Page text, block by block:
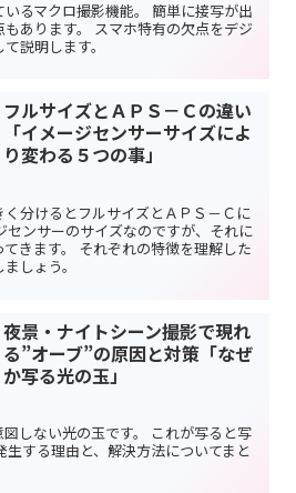
るマクロ撮影機能。 簡単に接写が出
あります。 スマホ特有の欠点をデジ
説明します。
フルサイズとＡＰＳ－Ｃの違い
「イメージセンサーサイズによ
り変わる５つの事」
分けるとフルサイズとＡＰＳ－Ｃに
センサーのサイズなのですが、それに
きます。 それぞれの特徴を理解した
しょう。
夜景・ナイトシーン撮影で現れ
る”オーブ”の原因と対策「なぜ
か写る光の玉」
しない光の玉です。 これが写ると写
生する理由と、解決方法についてまと